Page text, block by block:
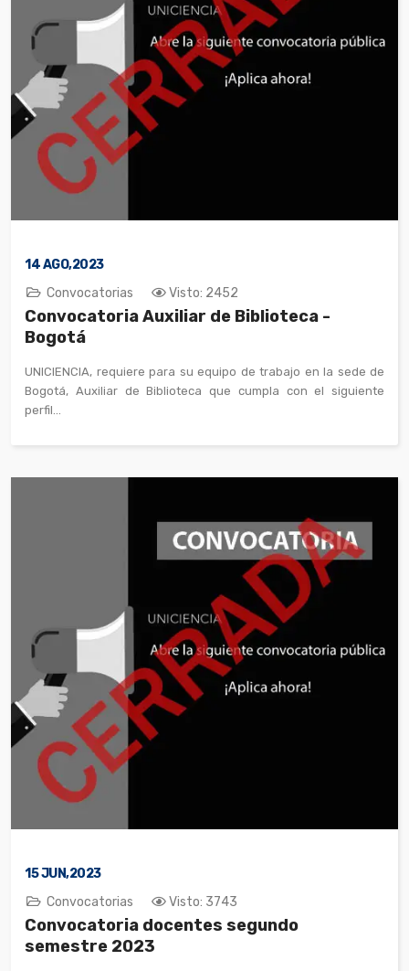
14AGO,2023
Convocatorias
Visto: 2452
Convocatoria Auxiliar de Biblioteca -
Bogotá
UNICIENCIA, requiere para su equipo de trabajo en la sede de
Bogotá, Auxiliar de Biblioteca que cumpla con el siguiente
perfil...
15JUN,2023
Convocatorias
Visto: 3743
Convocatoria docentes segundo
semestre 2023